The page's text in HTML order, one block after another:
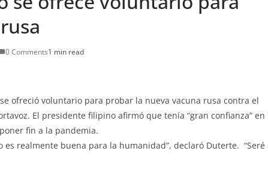
0 Comments1 min read
ofreció voluntario para probar la nueva vacuna rusa contra el
El presidente filipino afirmó que tenía “gran confianza” en
fin a la pandemia.
es realmente buena para la humanidad”, declaró Duterte. “Seré